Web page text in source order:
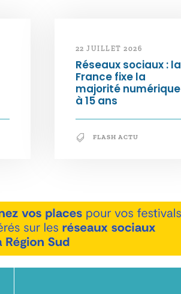
22 JUILLET 2026
Réseaux sociaux : la
France fixe la
majorité numérique
à 15 ans
FLASH ACTU
En savoir +